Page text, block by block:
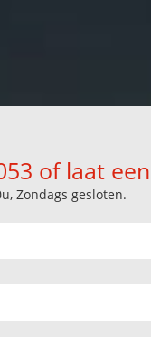
of laat
Zondags gesloten.